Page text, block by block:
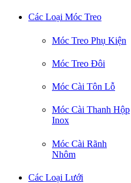
Các Loại Móc Treo
Móc Treo Phụ Kiện
Móc Treo Đôi
Móc Cài Tôn Lỗ
Móc Cài Thanh Hộp
Inox
Móc Cài Rãnh
Nhôm
Các Loại Lưới